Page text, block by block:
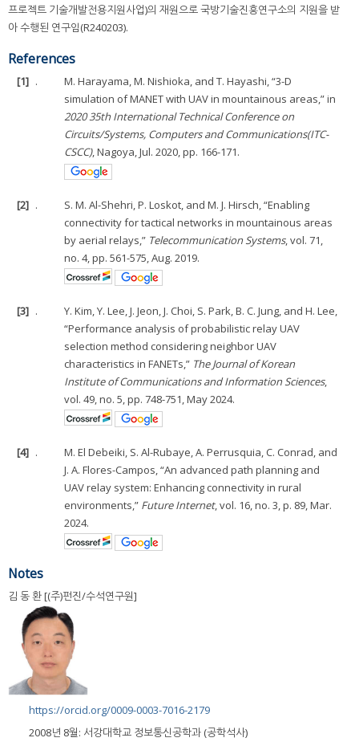
프로젝트 기술개발전용지원사업)의 재원으로 국방기술진흥연구소의 지원을 받
아 수행된 연구임(R240203).
References
[1] .
M. Harayama, M. Nishioka, and T. Hayashi, “3-D
simulation of MANET with UAV in mountainous areas,” in
2020 35th International Technical Conference on
Circuits/Systems, Computers and Communications(ITC-
CSCC), Nagoya, Jul. 2020, pp. 166-171.
[2] .
S. M. Al-Shehri, P. Loskot, and M. J. Hirsch, “Enabling
connectivity for tactical networks in mountainous areas
by aerial relays,” Telecommunication Systems, vol. 71,
no. 4, pp. 561-575, Aug. 2019.
[3] .
Y. Kim, Y. Lee, J. Jeon, J. Choi, S. Park, B. C. Jung, and H. Lee,
“Performance analysis of probabilistic relay UAV
selection method considering neighbor UAV
characteristics in FANETs,” The Journal of Korean
Institute of Communications and Information Sciences,
vol. 49, no. 5, pp. 748-751, May 2024.
[4] .
M. El Debeiki, S. Al-Rubaye, A. Perrusquia, C. Conrad, and
J. A. Flores-Campos, “An advanced path planning and
UAV relay system: Enhancing connectivity in rural
environments,” Future Internet, vol. 16, no. 3, p. 89, Mar.
2024.
Notes
김 동 환 [(주)펀진/수석연구원]
https://orcid.org/0009-0003-7016-2179
2008년 8월: 서강대학교 정보통신공학과 (공학석사)